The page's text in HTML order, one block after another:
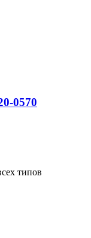
0570
типов